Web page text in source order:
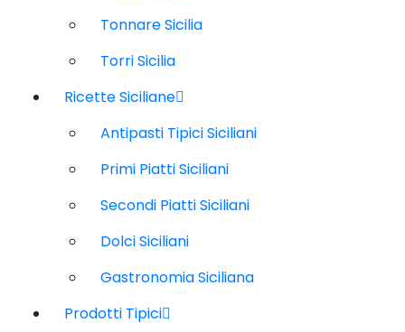
Tonnare Sicilia
Torri Sicilia
Ricette Siciliane
Antipasti Tipici Siciliani
Primi Piatti Siciliani
Secondi Piatti Siciliani
Dolci Siciliani
Gastronomia Siciliana
Prodotti Tipici